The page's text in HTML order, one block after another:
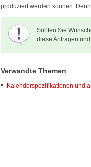
produziert werden können.
Sollten Sie
diese Anfragen
Verwandte Themen
Kalenderspezifikationen und